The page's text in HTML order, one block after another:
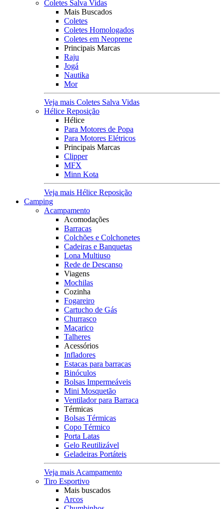
Coletes Salva Vidas
Mais Buscados
Coletes
Coletes Homologados
Coletes em Neoprene
Principais Marcas
Raju
Jogá
Nautika
Mor
Veja mais Coletes Salva Vidas
Hélice Reposição
Hélice
Para Motores de Popa
Para Motores Elétricos
Principais Marcas
Clipper
MFX
Minn Kota
Veja mais Hélice Reposição
Camping
Acampamento
Acomodações
Barracas
Colchões e Colchonetes
Cadeiras e Banquetas
Lona Multiuso
Rede de Descanso
Viagens
Mochilas
Cozinha
Fogareiro
Cartucho de Gás
Churrasco
Maçarico
Talheres
Acessórios
Infladores
Estacas para barracas
Binóculos
Bolsas Impermeáveis
Mini Mosquetão
Ventilador para Barraca
Térmicas
Bolsas Térmicas
Copo Térmico
Porta Latas
Gelo Reutilizável
Geladeiras Portáteis
Veja mais Acampamento
Tiro Esportivo
Mais buscados
Arcos